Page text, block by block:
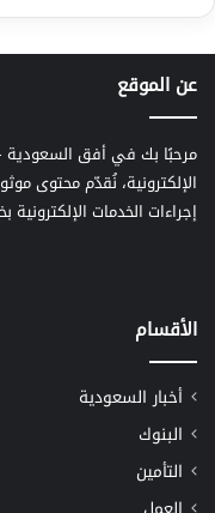
عن الموقع
مرحبًا بك في أفق
الإلكترونية، نُقدّم محتوى
إجراءات الخدمات
الأقسام
أخبار السعودية
البنوك
التأمين